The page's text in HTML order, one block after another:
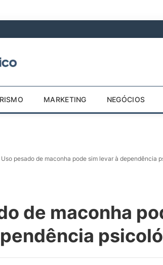
MARKETING NEGÓCIOS
Uso pesado de maconha pode sim levar à dependência
de maconha